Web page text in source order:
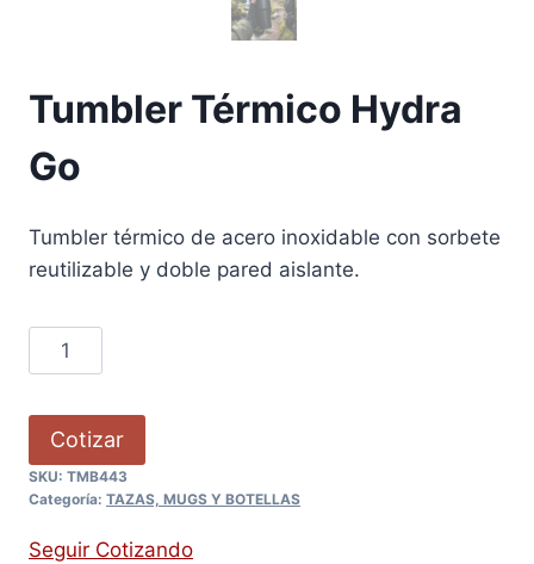
Tumbler Térmico Hydra
Go
Tumbler térmico de acero inoxidable con sorbete
reutilizable y doble pared aislante.
Cotizar
SKU: TMB443
Categoría: TAZAS, MUGS Y BOTELLAS
Seguir Cotizando